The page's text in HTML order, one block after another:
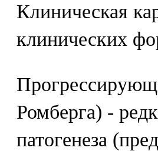
Клиническая
клинических
Ромберга) -
патогенеза